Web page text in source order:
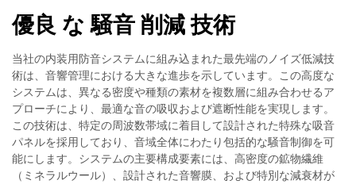
優良 な 騒音 削減 技術
当社の内装用防音システムに組み込まれた最先端のノイズ低減技
術は、音響管理における大きな進歩を示しています。この高度な
システムは、異なる密度や種類の素材を複数層に組み合わせるア
プローチにより、最適な音の吸収および遮断性能を実現します。
この技術は、特定の周波数帯域に着目して設計された特殊な吸音
パネルを採用しており、音域全体にわたり包括的な騒音制御を可
能にします。システムの主要構成要素には、高密度の鉱物繊維
（ミネラルウール）、設計された音響膜、および特別な減衰材が